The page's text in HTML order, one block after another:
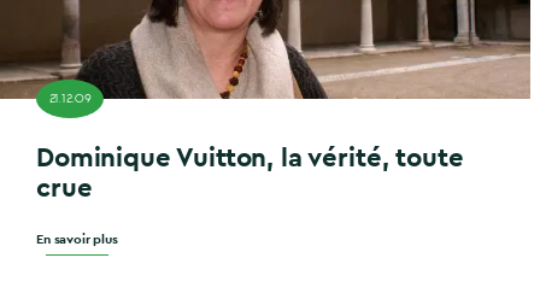
21.12.09
Dominique Vuitton, la vérité, toute
crue
En savoir plus